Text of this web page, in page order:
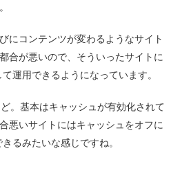
にコンテンツが変わるようなサイト
合が悪いので、そういったサイトに
運用できるようになっています。
。基本はキャッシュが有効化されて
悪いサイトにはキャッシュをオフに
るみたいな感じですね。